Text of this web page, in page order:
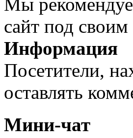
Мы
сайт под
Информация
Посетители,
оставлять
Мини-чат